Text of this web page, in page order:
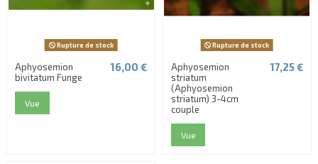
Rupture de stock
Aphyosemion
bivitatum Funge
16,00 €
Vue
Rupture de stock
Aphyosemion
striatum
(Aphyosemion
striatum) 3-4cm
couple
17,25 €
Vue